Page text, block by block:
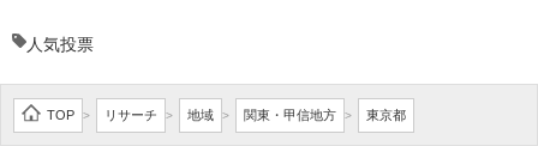
人気投票
TOP > リサーチ > 地域 > 関東・甲信地方 > 東京都